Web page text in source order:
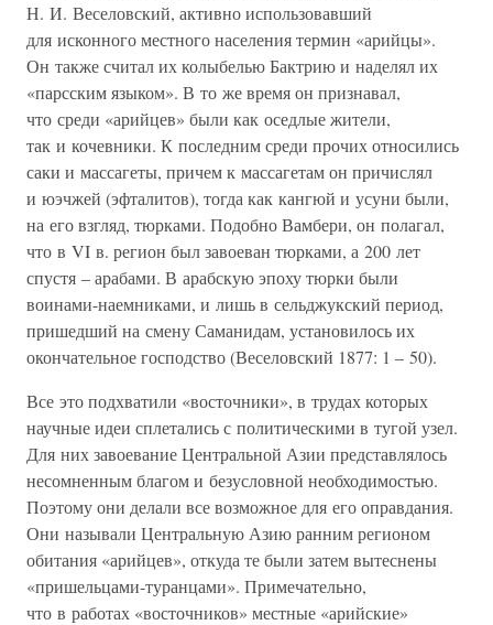
Н. И. Веселовский, активно использовавший
для исконного местного населения термин «арийцы».
Он также считал их колыбелью Бактрию и наделял их
«парсским языком». В то же время он признавал,
что среди «арийцев» были как оседлые жители,
так и кочевники. К последним среди прочих относились
саки и массагеты, причем к массагетам он причислял
и юэчжей (эфталитов), тогда как кангюй и усуни были,
на его взгляд, тюрками. Подобно Вамбери, он полагал,
что в VI в. регион был завоеван тюрками, а 200 лет
спустя – арабами. В арабскую эпоху тюрки были
воинами-наемниками, и лишь в сельджукский период,
пришедший на смену Саманидам, установилось их
окончательное господство (Веселовский 1877: 1 – 50).
Все это подхватили «восточники», в трудах которых
научные идеи сплетались с политическими в тугой узел.
Для них завоевание Центральной Азии представлялось
несомненным благом и безусловной необходимостью.
Поэтому они делали все возможное для его оправдания.
Они называли Центральную Азию ранним регионом
обитания «арийцев», откуда те были затем вытеснены
«пришельцами-туранцами». Примечательно,
что в работах «восточников» местные «арийские»